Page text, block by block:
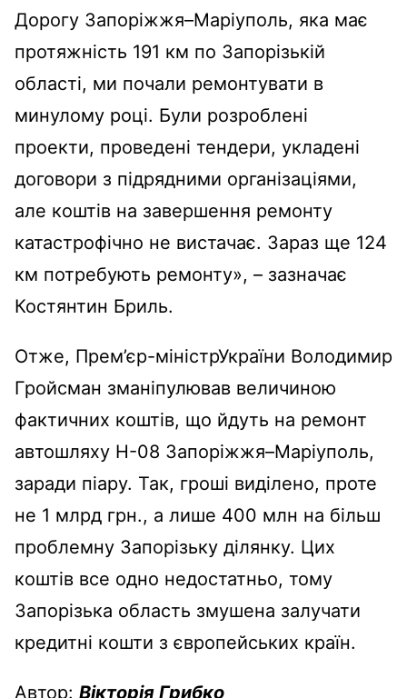
Дорогу Запоріжжя–Маріуполь, яка має
протяжність 191 км по Запорізькій
області, ми почали ремонтувати в
минулому році. Були розроблені
проекти, проведені тендери, укладені
договори з підрядними організаціями,
але коштів на завершення ремонту
катастрофічно не вистачає. Зараз ще 124
км потребують ремонту», – зазначає
Костянтин Бриль.
Отже, Прем’єр-міністрУкраїни Володимир
Гройсман зманіпулював величиною
фактичних коштів, що йдуть на ремонт
автошляху Н-08 Запоріжжя–Маріуполь,
заради піару. Так, гроші виділено, проте
не 1 млрд грн., а лише 400 млн на більш
проблемну Запорізьку ділянку. Цих
коштів все одно недостатньо, тому
Запорізька область змушена залучати
кредитні кошти з європейських країн.
Автор: Вікторія Грибко